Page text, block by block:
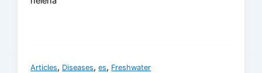
Articles, Diseases,es, Freshwater